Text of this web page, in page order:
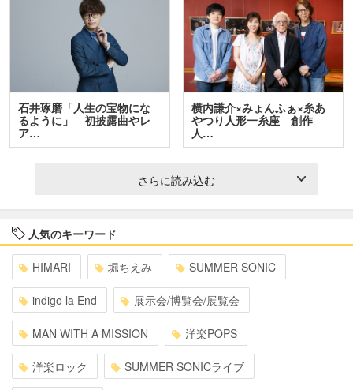
石井琢磨「人生の宝物にな
るように」 初披露曲やレ
ア…
横内謙介×みょんふぁ×糸あ
やつり人形一糸座 創作
人…
さらに読み込む
人気のキーワード
HIMARI 堀ちえみ SUMMER SONIC
indigo la End 展示会/博覧会/展覧会
MAN WITH A MISSION 洋楽POPS
洋楽ロック SUMMER SONICライブ